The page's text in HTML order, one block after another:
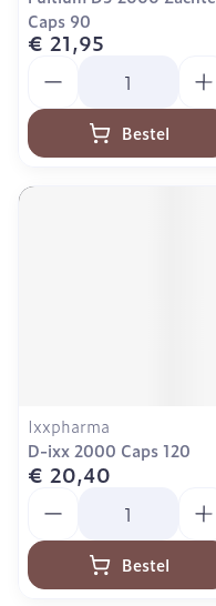
Caps 90
€ 21,95
Bestel
Ixxpharma
D-ixx 2000 Caps 120
€ 20,40
Bestel